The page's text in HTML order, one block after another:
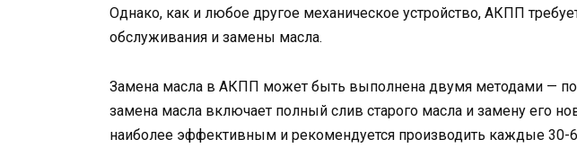
Однако, как и любое другое механическое устройство, АКПП
обслуживания и замены масла.
Замена масла в АКПП может быть выполнена двумя методами —
замена масла включает полный слив старого масла и замену его
наиболее эффективным и рекомендуется производить каждые 30-